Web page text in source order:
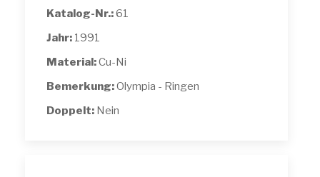
Katalog-Nr.:61
Jahr: 1991
Material:Cu-Ni
Bemerkung:Olympia - Ringen
Doppelt: Nein